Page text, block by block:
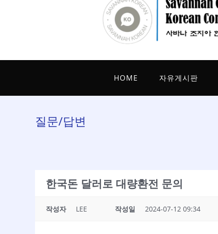
HOME 자유게시판
질문/답변
한국돈 달러로 대량환전 문의
작성자 LEE 작성일 2024-07-12 09:34